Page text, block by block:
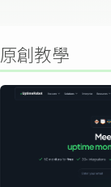
原創教學